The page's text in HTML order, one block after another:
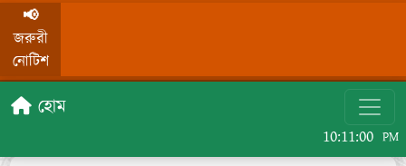
📢
জরুরী
নোটিশ
হোম
10:11:00 PM